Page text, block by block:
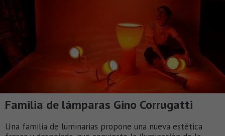
Familia de lámparas Gino Corrugatti
Una familia de luminarias propone una nueva estética